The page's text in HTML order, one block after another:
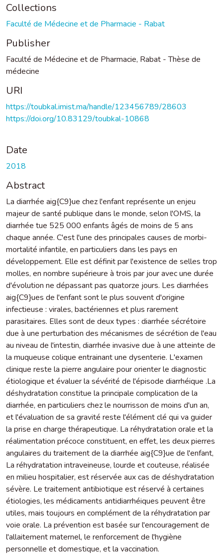
Collections
Faculté de Médecine et de Pharmacie - Rabat
Publisher
Faculté de Médecine et de Pharmacie, Rabat - Thèse de
médecine
URI
https://toubkal.imist.ma/handle/123456789/28603
https://doi.org/10.83129/toubkal-10868
Date
2018
Abstract
La diarrhée aig{C9}ue chez l'enfant représente un enjeu
majeur de santé publique dans le monde, selon l'OMS, la
diarrhée tue 525 000 enfants âgés de moins de 5 ans
chaque année. C'est l'une des principales causes de morbi-
mortalité infantile, en particuliers dans les pays en
développement. Elle est définit par l'existence de selles trop
molles, en nombre supérieure à trois par jour avec une durée
d'évolution ne dépassant pas quatorze jours. Les diarrhées
aig{C9}ues de l'enfant sont le plus souvent d'origine
infectieuse : virales, bactériennes et plus rarement
parasitaires. Elles sont de deux types : diarrhée sécrétoire
due à une perturbation des mécanismes de sécrétion de l'eau
au niveau de l'intestin, diarrhée invasive due à une atteinte de
la muqueuse colique entrainant une dysenterie. L'examen
clinique reste la pierre angulaire pour orienter le diagnostic
étiologique et évaluer la sévérité de l'épisode diarrhéique .La
déshydratation constitue la principale complication de la
diarrhée, en particuliers chez le nourrisson de moins d'un an,
et l'évaluation de sa gravité reste l'élément clé qui va guider
la prise en charge thérapeutique. La réhydratation orale et la
réalimentation précoce constituent, en effet, les deux pierres
angulaires du traitement de la diarrhée aig{C9}ue de l'enfant,
La réhydratation intraveineuse, lourde et couteuse, réalisée
en milieu hospitalier, est réservée aux cas de déshydratation
sévère. Le traitement antibiotique est réservé à certaines
étiologies, les médicaments antidiarrhéiques peuvent être
utiles, mais toujours en complément de la réhydratation par
voie orale. La prévention est basée sur l'encouragement de
l'allaitement maternel, le renforcement de l'hygiène
personnelle et domestique, et la vaccination.